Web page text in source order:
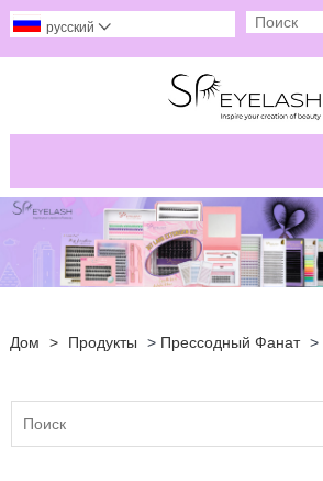
русский 
Дом > Продукты > Прессодный Фанат >